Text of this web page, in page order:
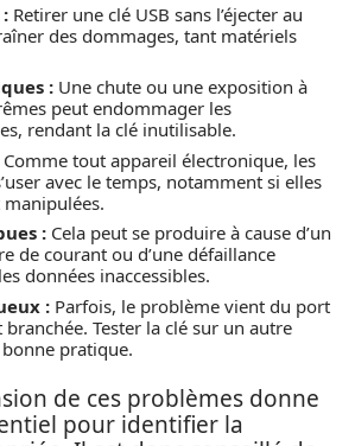
Retirer une clé USB sans l’éjecter au
des dommages, tant matériels
: Une chute ou une exposition à
peut endommager les
rendant la clé inutilisable.
Comme tout appareil électronique, les
avec le temps, notamment si elles
: Cela peut se produire à cause d’un
de courant ou d’une défaillance
données inaccessibles.
: Parfois, le problème vient du port
Tester la clé sur un autre
pratique.
de ces problèmes donne
pour identifier la